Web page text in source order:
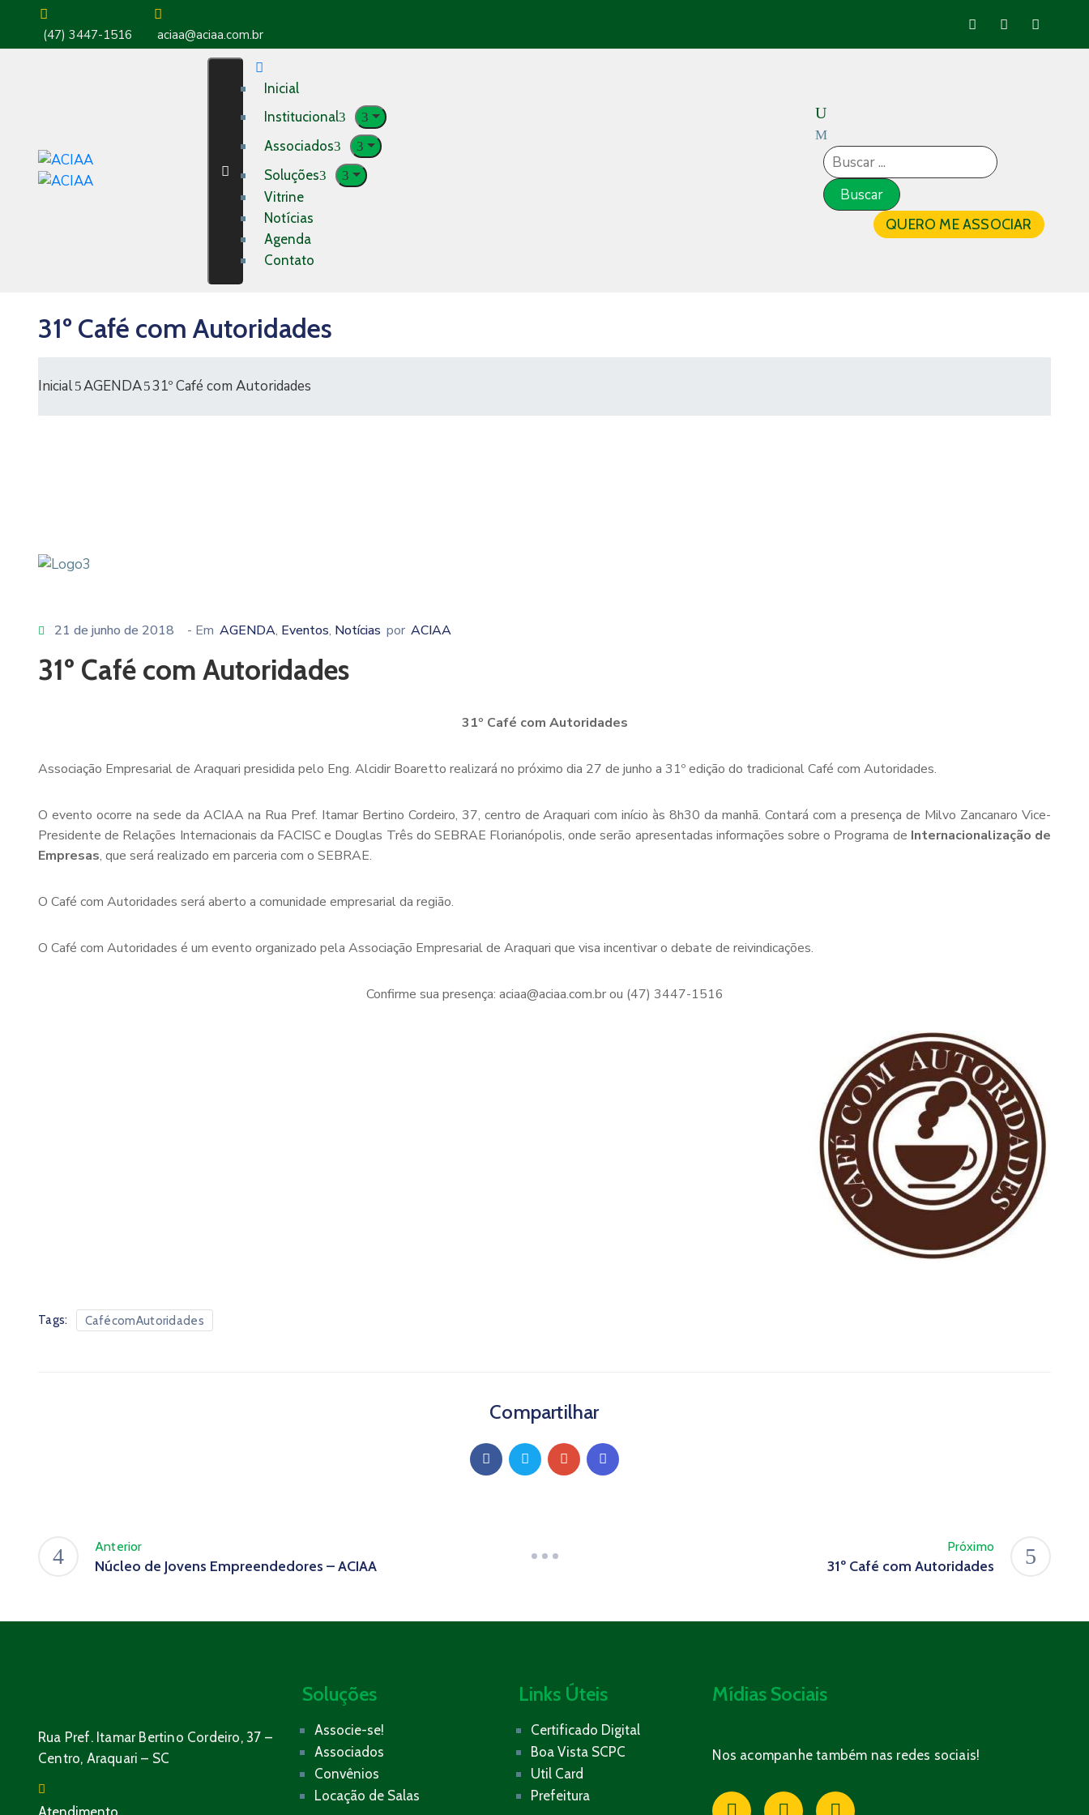
(47) 3447-1516 aciaa@aciaa.com.br
Inicial
Institucional
Associados
Soluções
Vitrine
Notícias
Agenda
Contato
QUERO ME ASSOCIAR
31º Café com Autoridades
Inicial AGENDA 31º Café com Autoridades
21 de junho de 2018 - Em AGENDA‚ Eventos‚ Notícias por ACIAA
31º Café com Autoridades
31º Café com Autoridades
Associação Empresarial de Araquari presidida pelo Eng. Alcidir Boaretto realizará no próximo dia 27 de junho a 31º edição do tradicional Café com Autoridades.
O evento ocorre na sede da ACIAA na Rua Pref. Itamar Bertino Cordeiro, 37, centro de Araquari com início às 8h30 da manhã. Contará com a presença de Milvo Zancanaro Vice-
Presidente de Relações Internacionais da FACISC e Douglas Três do SEBRAE Florianópolis, onde serão apresentadas informações sobre o Programa de Internacionalização de
Empresas, que será realizado em parceria com o SEBRAE.
O Café com Autoridades será aberto a comunidade empresarial da região.
O Café com Autoridades é um evento organizado pela Associação Empresarial de Araquari que visa incentivar o debate de reivindicações.
Confirme sua presença: aciaa@aciaa.com.br ou (47) 3447-1516
Tags: CafécomAutoridades
Compartilhar
Anterior
Núcleo de Jovens Empreendedores – ACIAA
Próximo
31º Café com Autoridades
Rua Pref. Itamar Bertino Cordeiro, 37 –
Centro, Araquari – SC
Atendimento
Soluções
Associe-se!
Associados
Convênios
Locação de Salas
Links Úteis
Certificado Digital
Boa Vista SCPC
Util Card
Prefeitura
Mídias Sociais
Nos acompanhe também nas redes sociais!